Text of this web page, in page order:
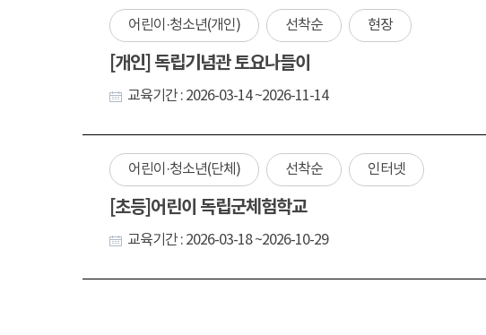
어린이·청소년(개인) 선착순 현장
[개인] 독립기념관 토요나들이
교육기간 : 2026-03-14 ~2026-11-14
어린이·청소년(단체) 선착순 인터넷
[초등]어린이 독립군체험학교
교육기간 : 2026-03-18 ~2026-10-29